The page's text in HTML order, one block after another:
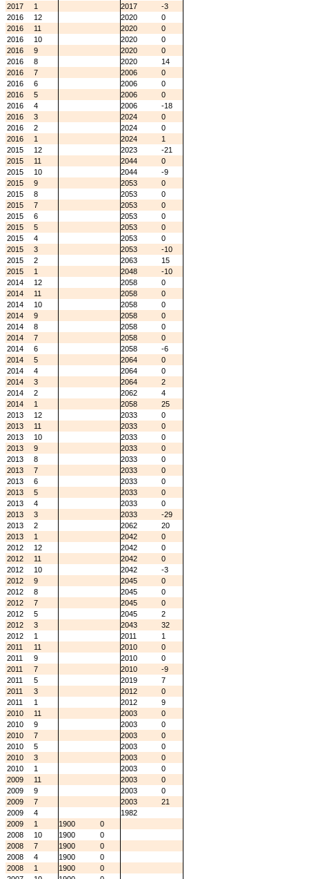
2017
1 2017
-3
2016
12 2020
0
2016
11 2020
0
2016
10 2020
0
2016
9 2020
0
2016
8 2020
14
2016
7 2006
0
2016
6 2006
0
2016
5 2006
0
2016
4 2006
-18
2016
3 2024
0
2016
2 2024
0
2016
1 2024
1
2015
12 2023
-21
2015
11 2044
0
2015
10 2044
-9
2015
9 2053
0
2015
8 2053
0
2015
7 2053
0
2015
6 2053
0
2015
5 2053
0
2015
4 2053
0
2015
3 2053
-10
2015
2 2063
15
2015
1 2048
-10
2014
12 2058
0
2014
11 2058
0
2014
10 2058
0
2014
9 2058
0
2014
8 2058
0
2014
7 2058
0
2014
6 2058
-6
2014
5 2064
0
2014
4 2064
0
2014
3 2064
2
2014
2 2062
4
2014
1 2058
25
2013
12 2033
0
2013
11 2033
0
2013
10 2033
0
2013
9 2033
0
2013
8 2033
0
2013
7 2033
0
2013
6 2033
0
2013
5 2033
0
2013
4 2033
0
2013
3 2033
-29
2013
2 2062
20
2013
1 2042
0
2012
12 2042
0
2012
11 2042
0
2012
10 2042
-3
2012
9 2045
0
2012
8 2045
0
2012
7 2045
0
2012
5 2045
2
2012
3 2043
32
2012
1 2011
1
2011
11 2010
0
2011
9 2010
0
2011
7 2010
-9
2011
5 2019
7
2011
3 2012
0
2011
1 2012
9
2010
11 2003
0
2010
9 2003
0
2010
7 2003
0
2010
5 2003
0
2010
3 2003
0
2010
1 2003
0
2009
11 2003
0
2009
9 2003
0
2009
7 2003
21
2009
4
1982
2009
1 1900
0
2008
10 1900
0
2008
7 1900
0
2008
4 1900
0
2008
1 1900
0